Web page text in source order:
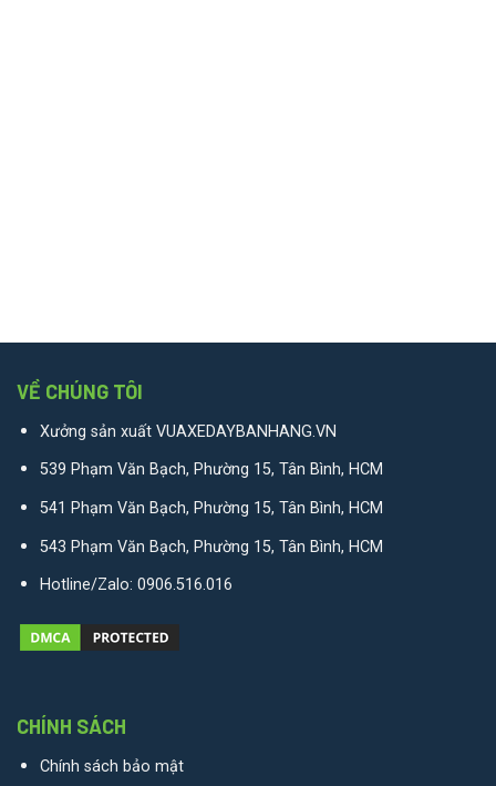
VỀ CHÚNG TÔI
Xưởng sản xuất VUAXEDAYBANHANG.VN
539 Phạm Văn Bạch, Phường 15, Tân Bình, HCM
541 Phạm Văn Bạch, Phường 15, Tân Bình, HCM
543 Phạm Văn Bạch, Phường 15, Tân Bình, HCM
Hotline/Zalo: 0906.516.016
CHÍNH SÁCH
Chính sách bảo mật